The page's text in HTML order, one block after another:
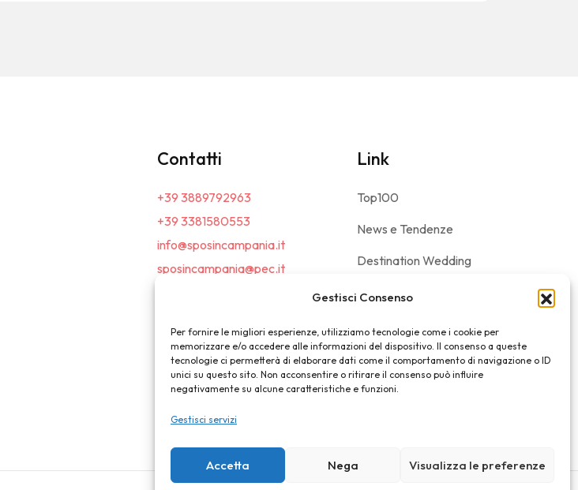
Gestisci Consenso
Per fornire le migliori esperienze, utilizziamo tecnologie come i cookie per
memorizzare e/o accedere alle informazioni del dispositivo. Il consenso a queste
tecnologie ci permetterà di elaborare dati come il comportamento di navigazione o ID
unici su questo sito. Non acconsentire o ritirare il consenso può influire
negativamente su alcune caratteristiche e funzioni.
Gestisci servizi
Accetta Nega Visualizza le preferenze
Contatti
+39 3889792963
+39 3381580553
info@sposincampania.it
sposincampania@pec.it
Link
Top100
News e Tendenze
Destination Wedding
Magazine